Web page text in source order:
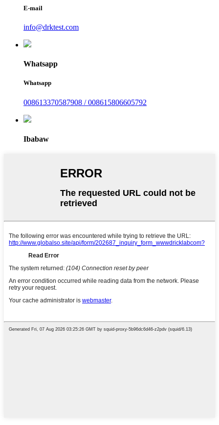
E-mail
info@drktest.com
Whatsapp
Whatsapp
008613370587908 / 008615806605792
Ibabaw